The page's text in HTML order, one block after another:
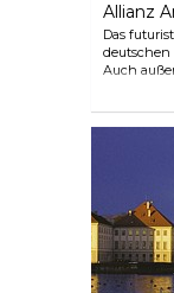
Allianz
Das
deutschen
Auch
jeden
durch
dem die
Mischung
erweckt